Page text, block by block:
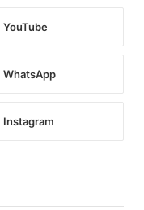
YouTube
WhatsApp
Instagram